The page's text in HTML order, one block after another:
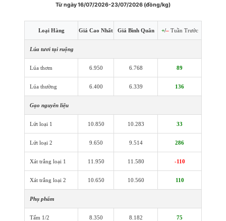
Từ ngày 16/07/2026-23/07/2026 (đồng/kg)
Loại Hàng Giá Cao Nhất Giá Bình Quân +/–Tuần Trước
Lúa tươi tại ruộng
Lúa thơm 6.950 6.768 89
Lúa thường 6.400 6.339 136
Gạo nguyên liệu
Lứt loại 1 10.850 10.283 33
Lứt loại 2 9.650 9.514 286
Xát trắng loại 1 11.950 11.580 -110
Xát trắng loại 2 10.650 10.560 110
Phụ phẩm
Tấm 1/2 8.350 8.182 75